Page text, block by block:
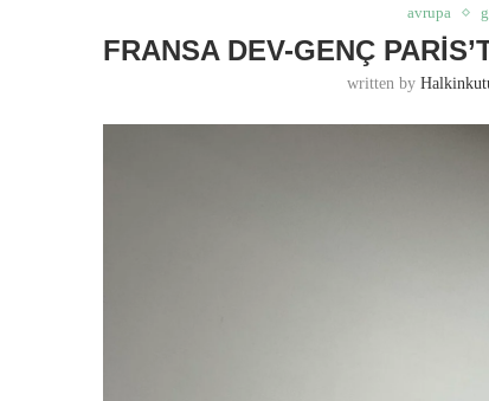
avrupa
FRANSA DEV-GENÇ
written by